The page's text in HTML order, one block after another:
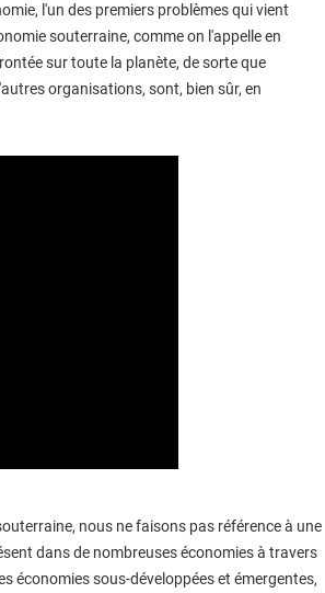
l'un des premiers problèmes qui vient
souterraine, comme on l'appelle en
sur toute la planète, de sorte que
organisations, sont, bien sûr, en
nous ne faisons pas référence à une
dans de nombreuses économies à travers
économies sous-développées et émergentes,